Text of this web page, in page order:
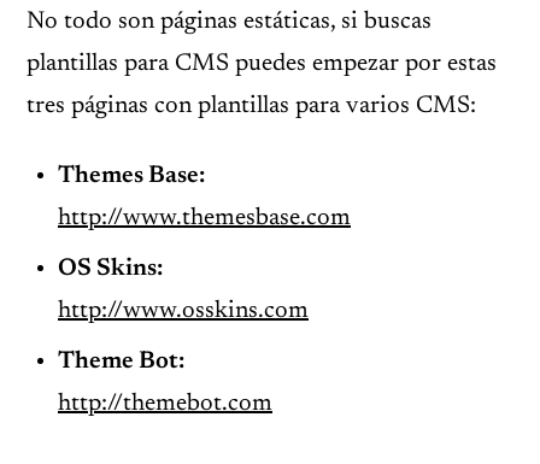
No todo son páginas estáticas, si buscas
plantillas para CMS puedes empezar por estas
tres páginas con plantillas para varios CMS:
Themes Base:
http://www.themesbase.com
OS Skins:
http://www.osskins.com
Theme Bot:
http://themebot.com